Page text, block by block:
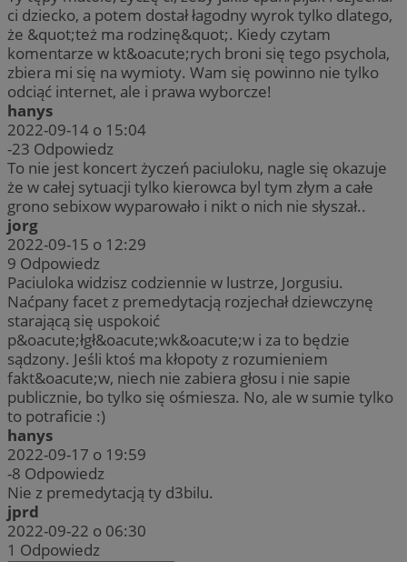
ci dziecko, a potem dostał łagodny wyrok tylko dlatego,
że &quot;też ma rodzinę&quot;. Kiedy czytam
komentarze w kt&oacute;rych broni się tego psychola,
zbiera mi się na wymioty. Wam się powinno nie tylko
odciąć internet, ale i prawa wyborcze!
hanys
2022-09-14 o 15:04
-23 Odpowiedz
To nie jest koncert życzeń paciuloku, nagle się okazuje
że w całej sytuacji tylko kierowca byl tym złym a całe
grono sebixow wyparowało i nikt o nich nie słyszał..
jorg
2022-09-15 o 12:29
9 Odpowiedz
Paciuloka widzisz codziennie w lustrze, Jorgusiu.
Naćpany facet z premedytacją rozjechał dziewczynę
starającą się uspokoić
p&oacute;łgł&oacute;wk&oacute;w i za to będzie
sądzony. Jeśli ktoś ma kłopoty z rozumieniem
fakt&oacute;w, niech nie zabiera głosu i nie sapie
publicznie, bo tylko się ośmiesza. No, ale w sumie tylko
to potraficie :)
hanys
2022-09-17 o 19:59
-8 Odpowiedz
Nie z premedytacją ty d3bilu.
jprd
2022-09-22 o 06:30
1 Odpowiedz